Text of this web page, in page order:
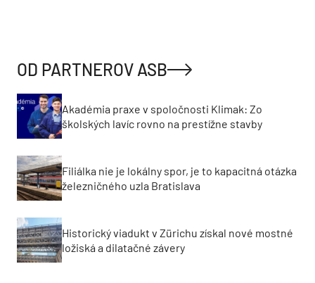
OD PARTNEROV ASB
Akadémia praxe v spoločnosti Klimak: Zo
školských lavíc rovno na prestížne stavby
Filiálka nie je lokálny spor, je to kapacitná otázka
železničného uzla Bratislava
Historický viadukt v Zürichu získal nové mostné
ložiská a dilatačné závery